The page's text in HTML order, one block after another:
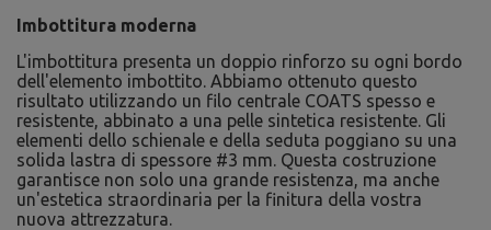
Imbottitura moderna
L'imbottitura presenta un doppio rinforzo su ogni bordo
dell'elemento imbottito. Abbiamo ottenuto questo
risultato utilizzando un filo centrale COATS spesso e
resistente, abbinato a una pelle sintetica resistente. Gli
elementi dello schienale e della seduta poggiano su una
solida lastra di spessore #3 mm. Questa costruzione
garantisce non solo una grande resistenza, ma anche
un'estetica straordinaria per la finitura della vostra
nuova attrezzatura.